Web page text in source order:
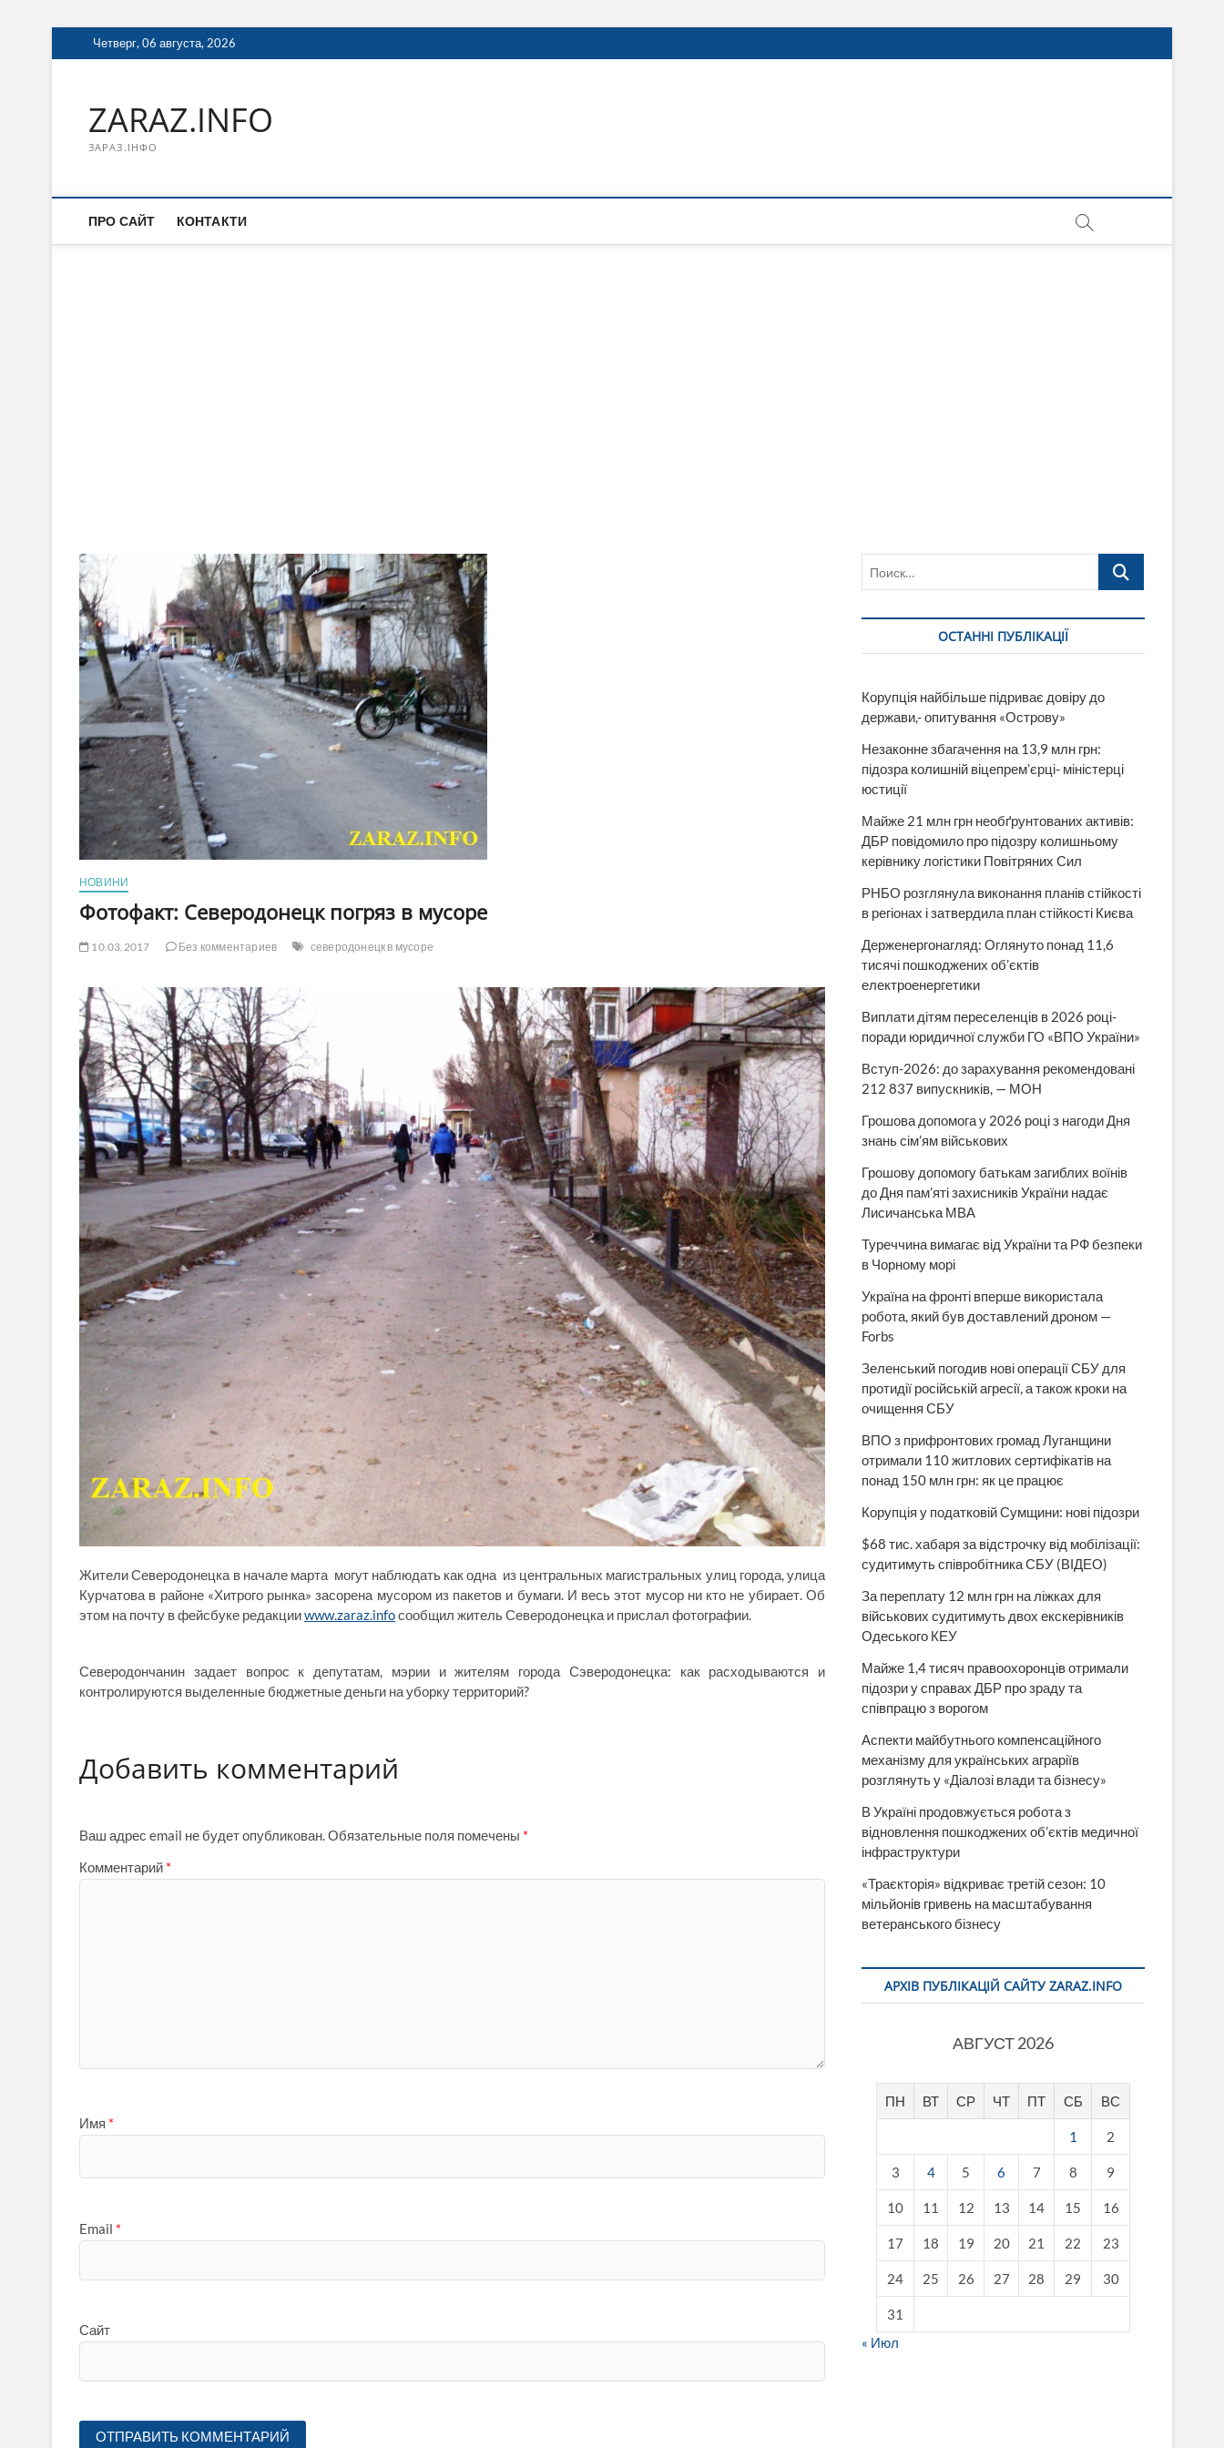
Перейти
к
Четверг, 06 августа, 2026
ZARAZ.INFO
ЗАРАЗ.ІНФО
ПРО САЙТ КОНТАКТИ
НОВИНИ
Фотофакт: Северодонецк погряз в мусоре
10.03.2017 Без комментариев северодонецк в мусоре
Жители Северодонецка в начале марта могут наблюдать как одна из центральных магистральных улиц города, улица
Курчатова в районе «Хитрого рынка» засорена мусором из пакетов и бумаги. И весь этот мусор ни кто не убирает. Об
этом на почту в фейсбуке редакцииwww.zaraz.infoсообщил житель Северодонецка и прислал фотографии.
Северодончанин задает вопрос к депутатам, мэрии и жителям города Сэверодонецка: как расходываются и
контролируются выделенные бюджетные деньги на уборку территорий?
Добавить комментарий
Ваш адрес email не будет опубликован. Обязательные поля помечены *
Комментарий *
Имя *
Email *
Сайт
Поиск…
ОСТАННІ ПУБЛІКАЦІЇ
Корупція найбільше підриває довіру до
держави,- опитування «Острову»
Незаконне збагачення на 13,9 млн грн:
підозра колишній віцепрем’єрці- міністерці
юстиції
Майже 21 млн грн необґрунтованих активів:
ДБР повідомило про підозру колишньому
керівнику логістики Повітряних Сил
РНБО розглянула виконання планів стійкості
в регіонах і затвердила план стійкості Києва
Держенергонагляд: Оглянуто понад 11,6
тисячі пошкоджених об’єктів
електроенергетики
Виплати дітям переселенців в 2026 році-
поради юридичної служби ГО «ВПО України»
Вступ-2026: до зарахування рекомендовані
212 837 випускників, — МОН
Грошова допомога у 2026 році з нагоди Дня
знань сім’ям військових
Грошову допомогу батькам загиблих воїнів
до Дня пам’яті захисників України надає
Лисичанська МВА
Туреччина вимагає від України та РФ безпеки
в Чорному морі
Україна на фронті вперше використала
робота, який був доставлений дроном —
Forbs
Зеленський погодив нові операції СБУ для
протидії російській агресії, а також кроки на
очищення СБУ
ВПО з прифронтових громад Луганщини
отримали 110 житлових сертифікатів на
понад 150 млн грн: як це працює
Корупція у податковій Сумщини: нові підозри
$68 тис. хабаря за відстрочку від мобілізації:
судитимуть співробітника СБУ (ВІДЕО)
За переплату 12 млн грн на ліжках для
військових судитимуть двох екскерівників
Одеського КЕУ
Майже 1,4 тисяч правоохоронців отримали
підозри у справах ДБР про зраду та
співпрацю з ворогом
Аспекти майбутнього компенсаційного
механізму для українських аграріїв
розглянуть у «Діалозі влади та бізнесу»
В Україні продовжується робота з
відновлення пошкоджених об’єктів медичної
інфраструктури
«Траєкторія» відкриває третій сезон: 10
мільйонів гривень на масштабування
ветеранського бізнесу
АРХІВ ПУБЛІКАЦІЙ САЙТУ ZARAZ.INFO
АВГУСТ 2026
ПН ВТ СР ЧТ ПТ СБ ВС
1 2
3 4 5 6 7 8 9
10 11 12 13 14 15 16
17 18 19 20 21 22 23
24 25 26 27 28 29 30
31
« Июл